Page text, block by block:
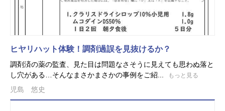
ヒヤリハット体験！調剤過誤を見抜けるか？
調剤済の薬の監査、見た目は問題なさそうに見えても思わぬ落と
し穴がある…そんなまさかまさかの事例をご紹...
もっと見る
児島 悠史